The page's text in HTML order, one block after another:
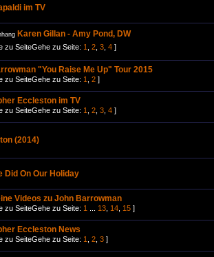
im TV
Karen Gillan - Amy Pond, DW
Gehe zu Seite: 1 2 3 4 ]
"You Raise Me Up" Tour 2015
Gehe zu Seite: 1 2 ]
Eccleston im TV
Gehe zu Seite: 1 2 3 4 ]
(2014)
Did On Our Holiday
Videos zu John Barrowman
Gehe zu Seite: 1 13 14 15 ]
Eccleston News
Gehe zu Seite: 1 2 3 ]